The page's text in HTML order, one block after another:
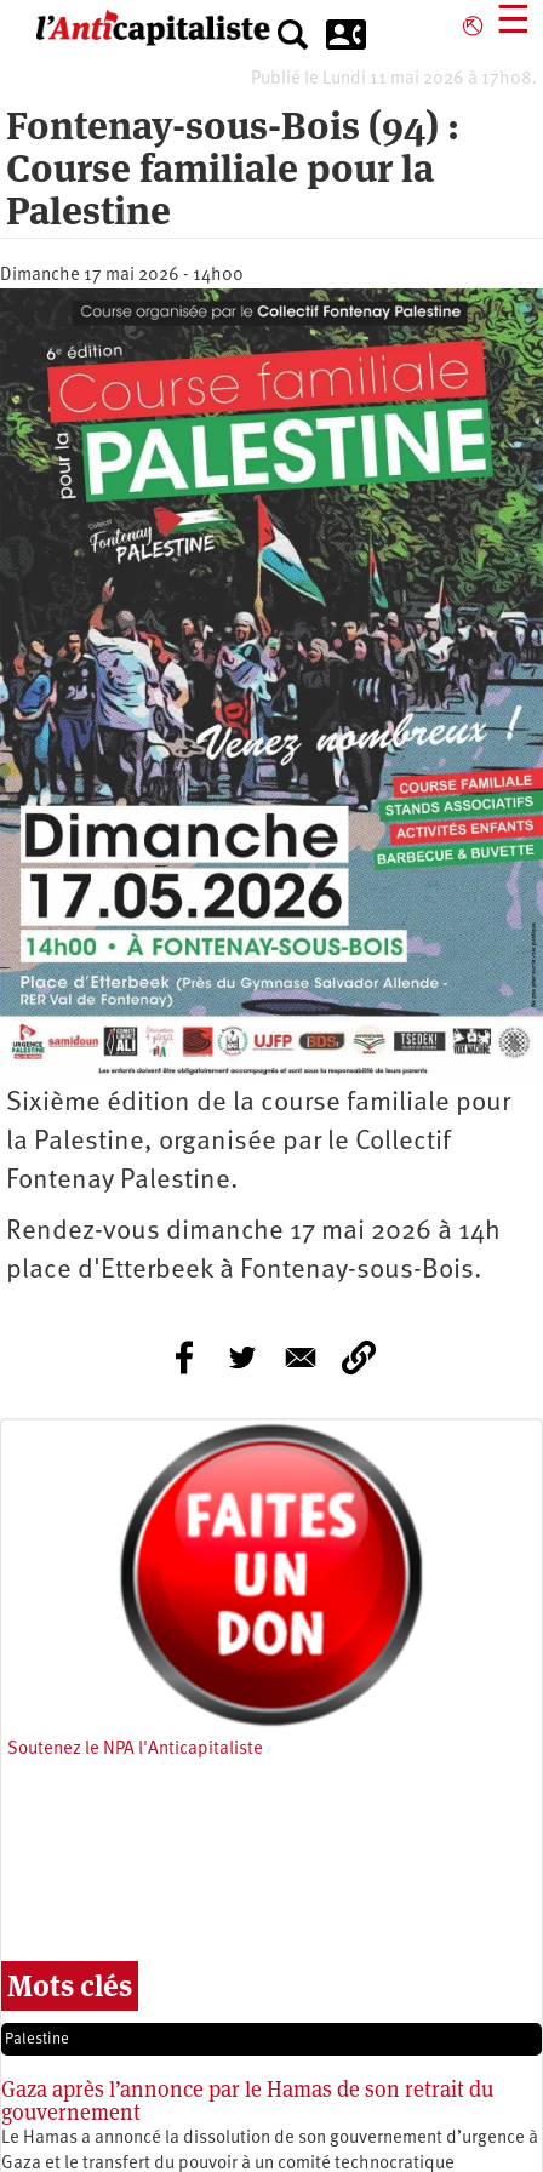
⎋ ☰
Publié le Lundi 11 mai 2026 à 17h08.
Fontenay-sous-Bois (94) :
Course familiale pour la
Palestine
Dimanche 17 mai 2026 - 14h00
Sixième édition de la course familiale pour
la Palestine, organisée par le Collectif
Fontenay Palestine.
Rendez-vous dimanche 17 mai 2026 à 14h
place d'Etterbeek à Fontenay-sous-Bois.
Soutenez le NPA l'Anticapitaliste
Mots clés
Palestine
Gaza après l’annonce par le Hamas de son retrait du
gouvernement
Le Hamas a annoncé la dissolution de son gouvernement d’urgence à
Gaza et le transfert du pouvoir à un comité technocratique